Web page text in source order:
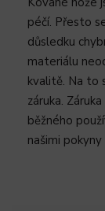
péčí. Přesto
důsledku
materiálu
kvalitě. Na to
záruka.
běžného
našimi